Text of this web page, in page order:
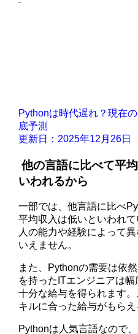
Pythonは時代遅れ？現在
底予測
更新日：2025年12月26日
他の言語に比べて平
いわれるから
一部では、他言語に比べ
平均収入は低いといわれ
人の能力や経験によって
いえません。
また、Pythonの需要は依
を持ったITエンジニアは幅
十分な給与を得られます
キルに合った給与がもらえ
Pythonは人気言語なので